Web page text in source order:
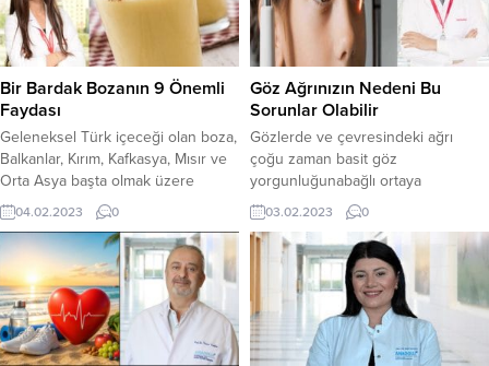
Bir Bardak Bozanın 9 Önemli
Faydası
Geleneksel Türk içeceği olan boza,
Balkanlar, Kırım, Kafkasya, Mısır ve
Orta Asya başta olmak üzere
dünyanın birçok bölgesinde sıkça
tüketiliyor. Özellikle soğuk kış
günlerinde tercih edilen ve fosfor,
sodyum mineralleri ileçeşitli
vitaminleri içeren bozanın bir
bardağı vücuda çok önemli faydalar
sağlıyor. Memorial Ataşehir
Hastanesi Beslenme ve Diyet
04.02.2023 0
Göz Ağrınızın Nedeni Bu
Sorunlar Olabilir
Gözlerde ve çevresindeki ağrı
çoğu zaman basit göz
yorgunluğunabağlı ortaya
çıkabilirken, bazen de ciddi
sorunların belirtisi olabiliyor. Göz
ağrısına; kızarıklık, kanlanma,
kaşıntı, yanma, batma ve şişlik eşlik
ediyorsa mutlaka bir göz doktoruna
başvurmak gerekiyor.Uzman
hekimler tarafından yapılan detaylı
bir göz ve görme muayenesiyle
03.02.2023 0